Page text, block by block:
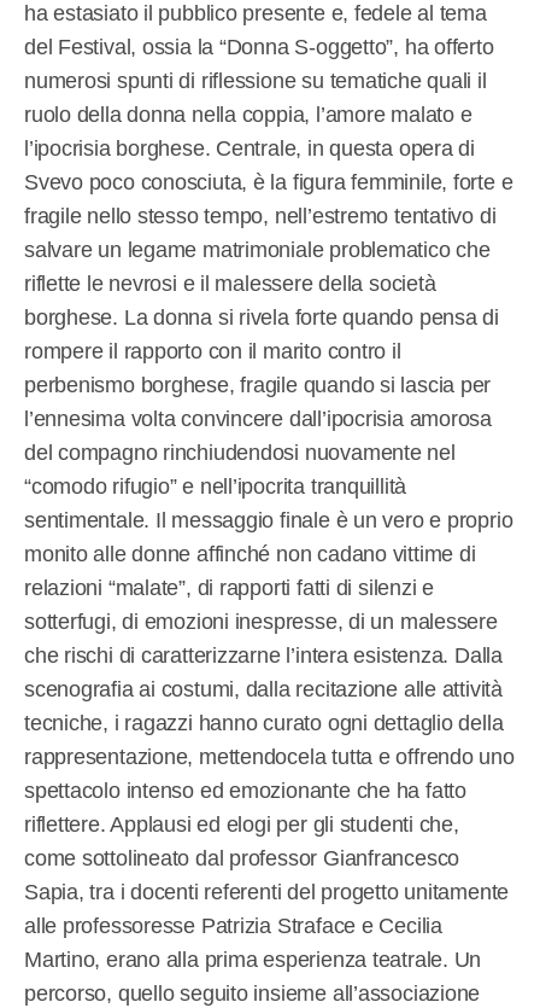
ha estasiato il pubblico presente e, fedele al tema
del Festival, ossia la “Donna S-oggetto”, ha offerto
numerosi spunti di riflessione su tematiche quali il
ruolo della donna nella coppia, l’amore malato e
l’ipocrisia borghese. Centrale, in questa opera di
Svevo poco conosciuta, è la figura femminile, forte e
fragile nello stesso tempo, nell’estremo tentativo di
salvare un legame matrimoniale problematico che
riflette le nevrosi e il malessere della società
borghese. La donna si rivela forte quando pensa di
rompere il rapporto con il marito contro il
perbenismo borghese, fragile quando si lascia per
l’ennesima volta convincere dall’ipocrisia amorosa
del compagno rinchiudendosi nuovamente nel
“comodo rifugio” e nell’ipocrita tranquillità
sentimentale. Il messaggio finale è un vero e proprio
monito alle donne affinché non cadano vittime di
relazioni “malate”, di rapporti fatti di silenzi e
sotterfugi, di emozioni inespresse, di un malessere
che rischi di caratterizzarne l’intera esistenza. Dalla
scenografia ai costumi, dalla recitazione alle attività
tecniche, i ragazzi hanno curato ogni dettaglio della
rappresentazione, mettendocela tutta e offrendo uno
spettacolo intenso ed emozionante che ha fatto
riflettere. Applausi ed elogi per gli studenti che,
come sottolineato dal professor Gianfrancesco
Sapia, tra i docenti referenti del progetto unitamente
alle professoresse Patrizia Straface e Cecilia
Martino, erano alla prima esperienza teatrale. Un
percorso, quello seguito insieme all’associazione